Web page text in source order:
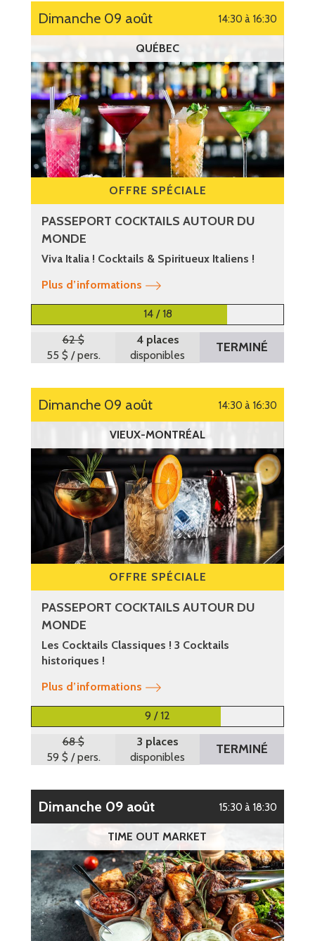
dimanche 09 août 14:30 à 16:30
QUÉBEC
OFFRE SPÉCIALE
PASSEPORT COCKTAILS AUTOUR DU
MONDE
Viva Italia ! Cocktails & Spiritueux Italiens !
Plus d’informations
14 / 18
62 $
55 $ / pers.
4 places
disponibles
TERMINÉ
dimanche 09 août 14:30 à 16:30
VIEUX-MONTRÉAL
OFFRE SPÉCIALE
PASSEPORT COCKTAILS AUTOUR DU
MONDE
Les Cocktails Classiques ! 3 Cocktails
historiques !
Plus d’informations
9 / 12
68 $
59 $ / pers.
3 places
disponibles
TERMINÉ
dimanche 09 août 15:30 à 18:30
TIME OUT MARKET